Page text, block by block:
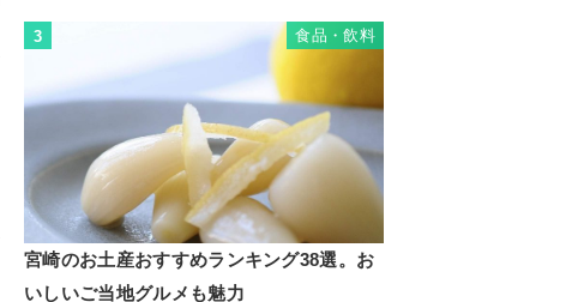
3 食品・飲料
宮崎のお土産おすすめランキング38選。お
いしいご当地グルメも魅力